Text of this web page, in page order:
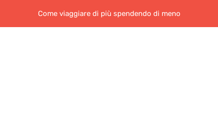
Come viaggiare di più spendendo di meno